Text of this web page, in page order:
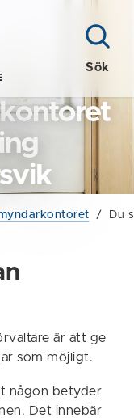
Sök
/ Du
är att ge
som möjligt.
någon betyder
Det innebär